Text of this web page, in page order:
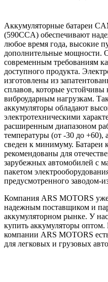
Аккумуляторные батареи
(590CCA) обеспечивают
любое время года, высокие
дополнительные мощности.
современным требованиям
доступного продукта.
изготовлены из
сплавов, которые устойчивы
виброударным нагрузкам.
аккумуляторы обладают
электротехническими
расширенным диапазоном
температуры (от -30 до +60),
сведен к минимуму. Батареи
рекомендованы для
зарубежных автомобилей с
пакетом
предусмотренного заводом-
Компания ARS MOTORS уже
надежным поставщиком и
аккумуляторном рынке. У
купить аккумуляторы оптом.
компании ARS MOTORS
для легковых и грузовых